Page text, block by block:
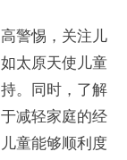
警惕，关注儿
太原天使儿童
。同时，了解
减轻家庭的经
童能够顺利度